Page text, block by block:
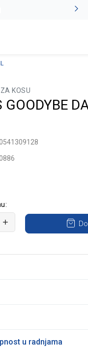
KOSU
GOODYBE
u radnjama